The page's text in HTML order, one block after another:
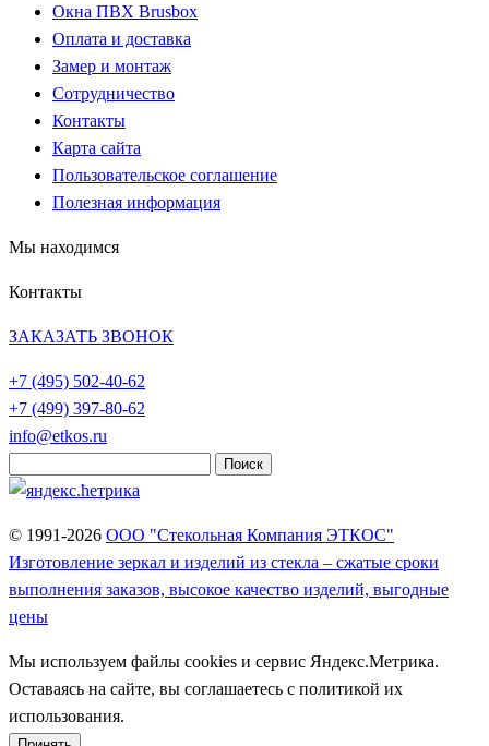
Окна ПВХ Brusbox
Оплата и доставка
Замер и монтаж
Сотрудничество
Контакты
Карта сайта
Пользовательское соглашение
Полезная информация
Мы находимся
Контакты
ЗАКАЗАТЬ ЗВОНОК
+7 (495) 502-40-62
+7 (499) 397-80-62
info@etkos.ru
© 1991-2026 ООО "Стекольная Компания ЭТКОС"
Изготовление зеркал и изделий из стекла – сжатые сроки
выполнения заказов, высокое качество изделий, выгодные
цены
Мы используем файлы cookies и сервис Яндекс.Метрика.
Оставаясь на сайте, вы соглашаетесь с политикой их
использования.